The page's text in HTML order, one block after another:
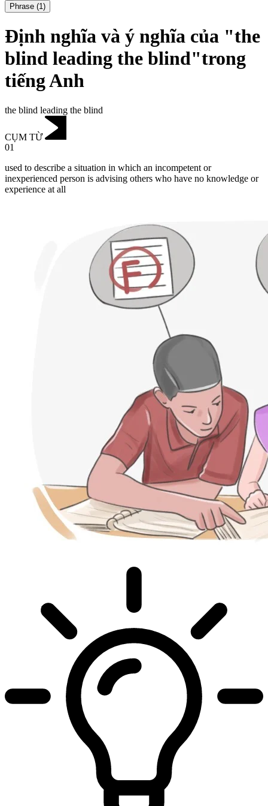
Phrase (1)
Định nghĩa và ý nghĩa của "the
blind leading the blind"trong
tiếng Anh
the blind leading the blind
CỤM TỪ
01
used to describe a situation in which an incompetent or
inexperienced person is advising others who have no knowledge or
experience at all